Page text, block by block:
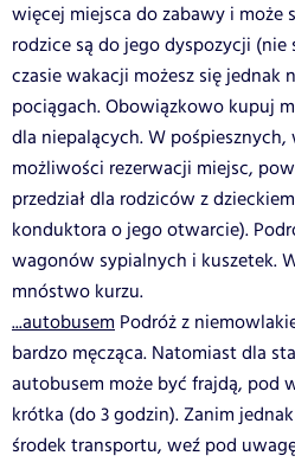
więcej miejsca do zabawy i może
rodzice są do jego dyspozycji
czasie wakacji możesz się jednak
pociągach. Obowiązkowo kupuj
dla niepalących. W
możliwości rezerwacji miejsc,
przedział dla rodziców z
konduktora o jego otwarcie).
wagonów sypialnych i kuszetek.
mnóstwo kurzu.
...autobusem Podróż z
bardzo męcząca. Natomiast dla
autobusem może być frajdą, pod
krótka (do 3 godzin). Zanim
środek transportu, weź pod